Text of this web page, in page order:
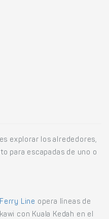
explorar los alrededores,
para escapadas de uno o
Line opera líneas de
con Kuala Kedah en el